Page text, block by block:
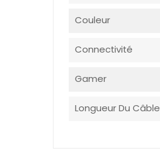
Couleur
Connectivité
Gamer
Longueur Du Câble